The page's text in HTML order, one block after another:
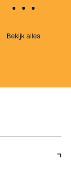
Bekijk alles